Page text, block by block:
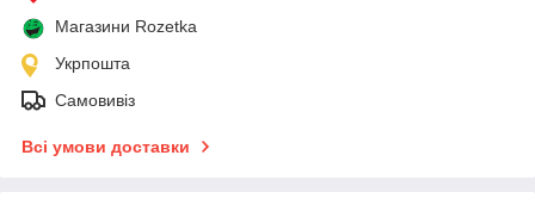
Магазини Rozetka
Укрпошта
Самовивіз
Всі умови доставки